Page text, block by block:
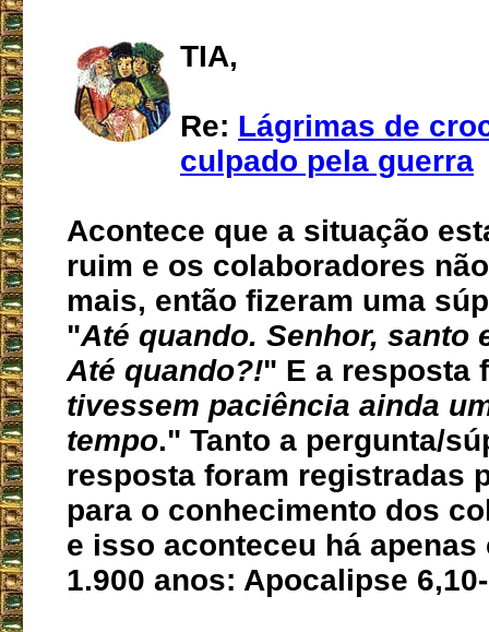
TIA,
Re: Lágrimas de
culpado pela guerra
Acontece que a situação
ruim e os colaboradores
mais, então fizeram uma
"Até quando. Senhor, santo
Até quando?!" E a resposta
tivessem paciência ainda
tempo." Tanto a pergunta/
resposta foram registradas
para o conhecimento dos
e isso aconteceu há apenas
1.900 anos: Apocalipse